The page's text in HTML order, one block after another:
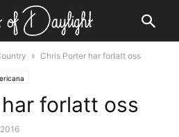
Chris Porter har forlatt oss
forlatt oss